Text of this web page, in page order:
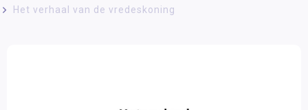
Het verhaal van de vredeskoning